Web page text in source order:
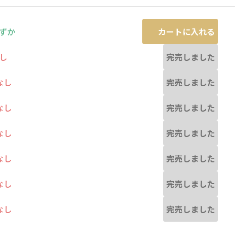
か カートに入れる
完売しました
し 完売しました
し 完売しました
し 完売しました
し 完売しました
し 完売しました
し 完売しました